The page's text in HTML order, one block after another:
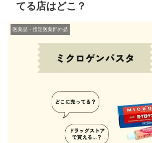
てる店はどこ？
医薬品・指定医薬部外品